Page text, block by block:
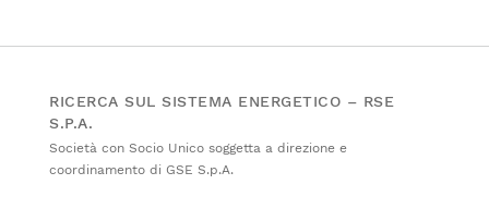
RICERCA SUL SISTEMA ENERGETICO – RSE
S.P.A.
Società con Socio Unico soggetta a direzione e
coordinamento di GSE S.p.A.